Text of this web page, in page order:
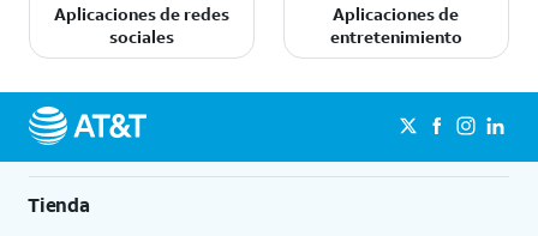
Aplicaciones de redes
sociales
Aplicaciones de
entretenimiento
Tienda